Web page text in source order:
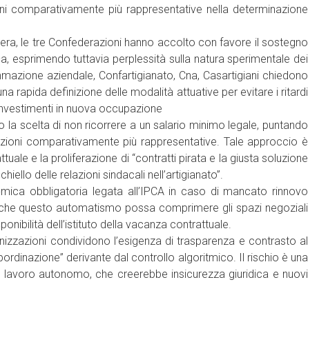
comparativamente più rappresentative nella determinazione
le tre Confederazioni hanno accolto con favore il sostegno
esprimendo tuttavia perplessità sulla natura sperimentale dei
aziendale, Confartigianato, Cna, Casartigiani chiedono
rapida definizione delle modalità attuative per evitare i ritardi
in nuova occupazione
la scelta di non ricorrere a un salario minimo legale, puntando
comparativamente più rappresentative. Tale approccio è
e la proliferazione di “contratti pirata e la giusta soluzione
delle relazioni sindacali nell’artigianato”.
obbligatoria legata all’IPCA in caso di mancato rinnovo
questo automatismo possa comprimere gli spazi negoziali
dell’istituto della vacanza contrattuale.
condividono l’esigenza di trasparenza e contrasto al
derivante dal controllo algoritmico. Il rischio è una
autonomo, che creerebbe insicurezza giuridica e nuovi